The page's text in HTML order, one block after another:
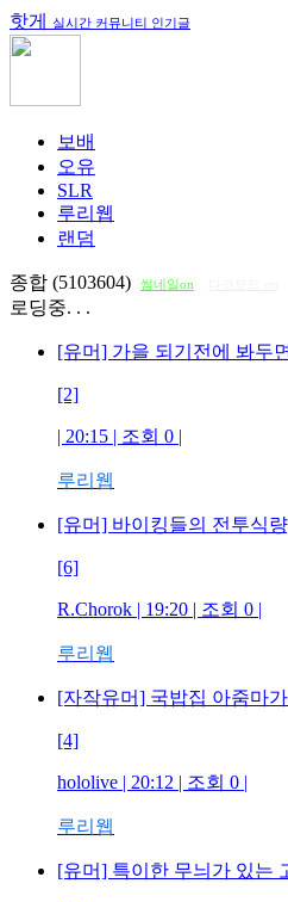
핫게 실시간 커뮤니티 인기글
보배
오유
SLR
루리웹
랜덤
종합 (5103604) 썸네일on
로딩중. . .
[유머] 가을 되기전에 봐두
[2]
| 20:15 | 조회 0 |
루리웹
[유머] 바이킹들의 전투식
[6]
R.Chorok | 19:20 | 조회 0 |
루리웹
[자작유머] 국밥집 아줌마
[4]
hololive | 20:12 | 조회 0 |
루리웹
[유머] 특이한 무늬가 있는